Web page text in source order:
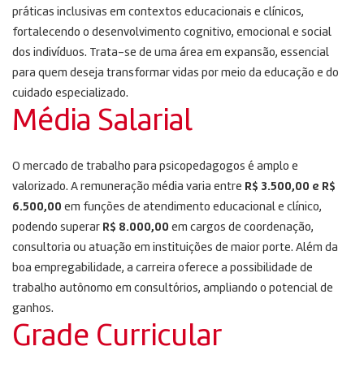
práticas inclusivas em contextos educacionais e clínicos,
fortalecendo o desenvolvimento cognitivo, emocional e social
dos indivíduos. Trata-se de uma área em expansão, essencial
para quem deseja transformar vidas por meio da educação e do
cuidado especializado.
Média Salarial
O mercado de trabalho para psicopedagogos é amplo e
valorizado. A remuneração média varia entre R$ 3.500,00 e R$
6.500,00 em funções de atendimento educacional e clínico,
podendo superar R$ 8.000,00 em cargos de coordenação,
consultoria ou atuação em instituições de maior porte. Além da
boa empregabilidade, a carreira oferece a possibilidade de
trabalho autônomo em consultórios, ampliando o potencial de
ganhos.
Grade Curricular